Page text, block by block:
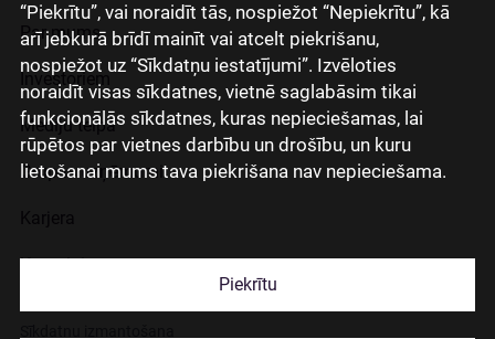
“Piekrītu”, vai noraidīt tās, nospiežot “Nepiekrītu”, kā
arī jebkurā brīdī mainīt vai atcelt piekrišanu,
nospiežot uz “Sīkdatņu iestatījumi”. Izvēloties
noraidīt visas sīkdatnes, vietnē saglabāsim tikai
funkcionālās sīkdatnes, kuras nepieciešamas, lai
rūpētos par vietnes darbību un drošību, un kuru
lietošanai mums tava piekrišana nav nepieciešama.
Piekrītu
Par mums
Investoriem
Mediju telpa
Grupas uzņēmumi
Kontakti